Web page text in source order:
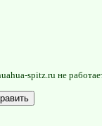
spitz.ru не